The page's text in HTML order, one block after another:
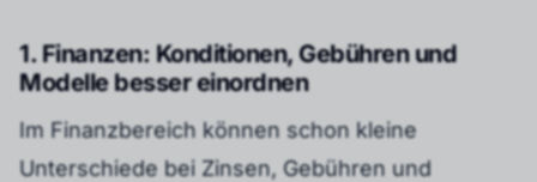
1. Finanzen: Konditionen, Gebühren und
Modelle besser einordnen
Im Finanzbereich können schon kleine
Unterschiede bei Zinsen, Gebühren und